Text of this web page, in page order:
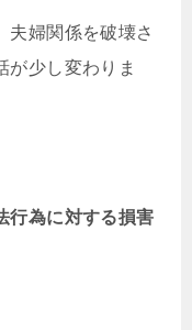
夫婦関係を破壊さ
が少し変わりま
行為に対する損害